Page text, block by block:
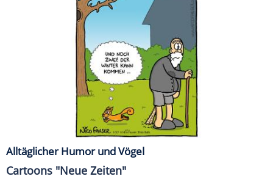
Alltäglicher Humor und Vögel
Cartoons "Neue Zeiten"